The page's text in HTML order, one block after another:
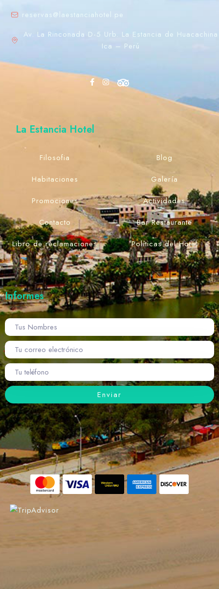
reservas@laestanciahotel.pe
Av. La Rinconada D-5 Urb. La Estancia de Huacachina
Ica – Perú
La Estancia Hotel
Filosofia
Habitaciones
Promociones
Contacto
Libro de reclamaciones
Blog
Galería
Actividades
Bar Restaurante
Políticas del Hotel
Informes